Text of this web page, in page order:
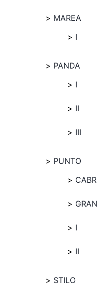
MAREA
I
PANDA
I
II
III
PUNTO
I
II
STILO